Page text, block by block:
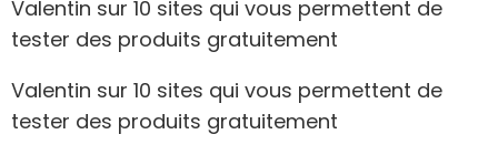
Valentin sur 10 sites qui vous permettent de
tester des produits gratuitement
Valentin sur 10 sites qui vous permettent de
tester des produits gratuitement